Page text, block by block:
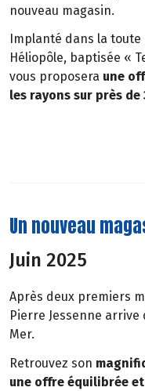
nouveau magasin.
Implanté dans la
Héliopôle, baptisée «
vous proposera une
les rayons sur près de
Un nouveau
Juin 2025
Après deux premiers
Pierre Jessenne arrive
Mer.
Retrouvez son
une offre équilibrée